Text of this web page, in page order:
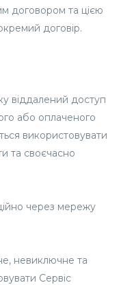
договором та цією
договір.
віддалений доступ
або оплаченого
використовувати
та своєчасно
через мережу
невиключне та
Сервіс